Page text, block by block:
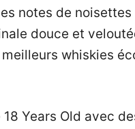
notes de
douce et
whiskies
Years Old avec